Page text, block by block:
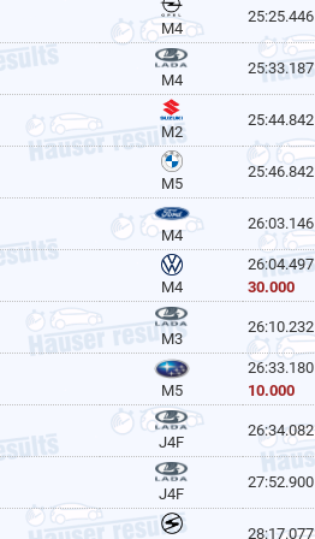
M4
25:25.446
M4
25:33.187
M2
25:44.842
M5
25:46.842
M4
26:03.146
M4
26:04.497
30.000
M3
26:10.232
M5
26:33.180
10.000
J4F
26:34.082
J4F
27:52.900
28:17.077